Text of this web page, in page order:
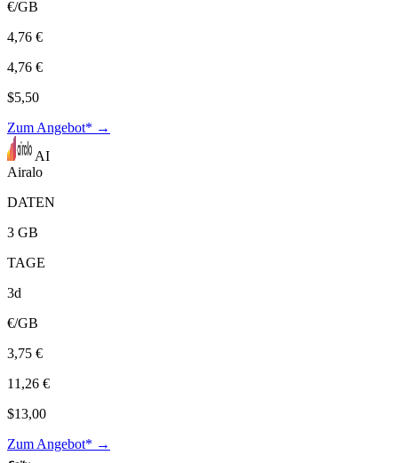
€/GB
4,76 €
4,76 €
$5,50
Zum Angebot* →
AI
Airalo
DATEN
3 GB
TAGE
3d
€/GB
3,75 €
11,26 €
$13,00
Zum Angebot* →